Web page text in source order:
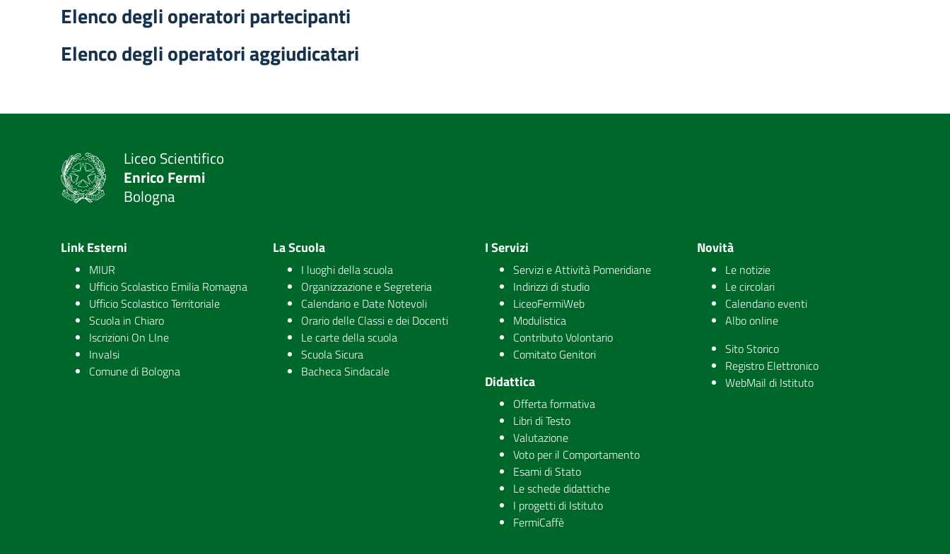
Elenco degli operatori partecipanti
Elenco degli operatori aggiudicatari
Liceo Scientifico
Enrico Fermi
Bologna
Link Esterni
MIUR
Ufficio Scolastico Emilia Romagna
Ufficio Scolastico Territoriale
Scuola in Chiaro
Iscrizioni On LIne
Invalsi
Comune di Bologna
La Scuola
I luoghi della scuola
Organizzazione e Segreteria
Calendario e Date Notevoli
Orario delle Classi e dei Docenti
Le carte della scuola
Scuola Sicura
Bacheca Sindacale
I Servizi
Servizi e Attività Pomeridiane
Indirizzi di studio
LiceoFermiWeb
Modulistica
Contributo Volontario
Comitato Genitori
Didattica
Offerta formativa
Libri di Testo
Valutazione
Voto per il Comportamento
Esami di Stato
Le schede didattiche
I progetti di Istituto
FermiCaffè
Novità
Le notizie
Le circolari
Calendario eventi
Albo online
Sito Storico
Registro Elettronico
WebMail di Istituto